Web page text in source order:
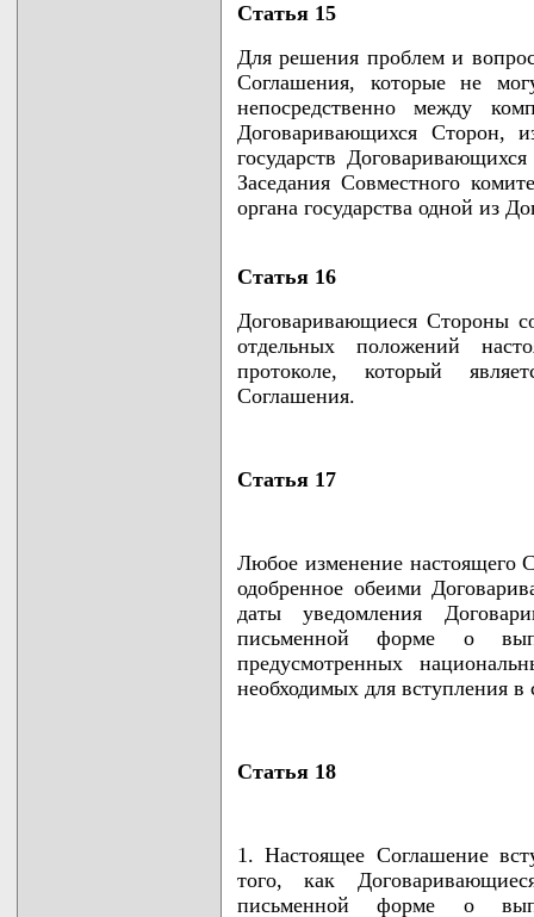
Статья 15
Для решения проблем и
Соглашения, которые не
непосредственно между
Договаривающихся Сторон,
государств
Заседания Совместного
органа государства одной из
Статья 16
Договаривающиеся Стороны
отдельных положений
протоколе, который
Соглашения.
Статья 17
Любое изменение настоящего
одобренное обеими
даты уведомления
письменной форме о
предусмотренных
необходимых для вступления
Статья 18
1. Настоящее Соглашение
того, как
письменной форме о